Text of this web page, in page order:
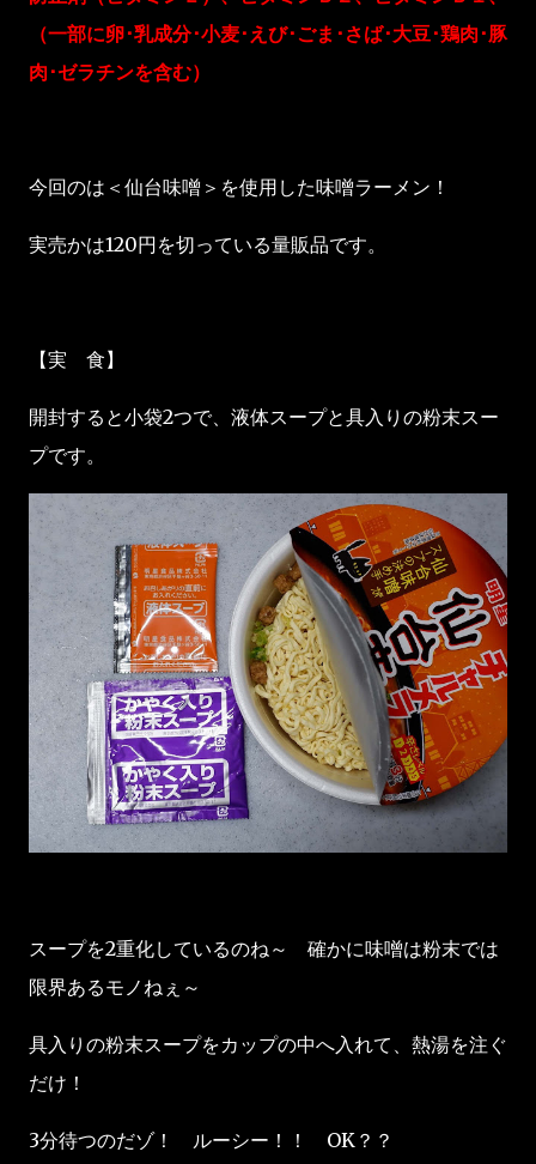
（一部に卵･乳成分･小麦･えび･ごま･さば･大豆･鶏肉･豚
肉･ゼラチンを含む）
今回のは＜仙台味噌＞を使用した味噌ラーメン！
実売かは120円を切っている量販品です。
【実 食】
開封すると小袋2つで、液体スープと具入りの粉末スー
プです。
スープを2重化しているのね～ 確かに味噌は粉末では
限界あるモノねぇ～
具入りの粉末スープをカップの中へ入れて、熱湯を注ぐ
だけ！
3分待つのだゾ！ ルーシー！！ OK？？